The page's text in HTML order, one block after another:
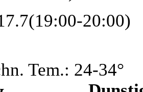
20:00)
Tem.: 24-34°